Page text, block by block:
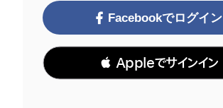
Facebookでログイン
 Appleでサインイン